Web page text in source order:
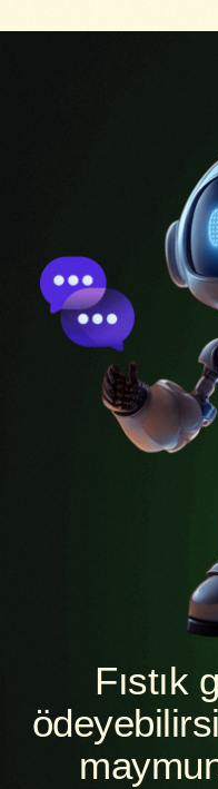
Fıstık